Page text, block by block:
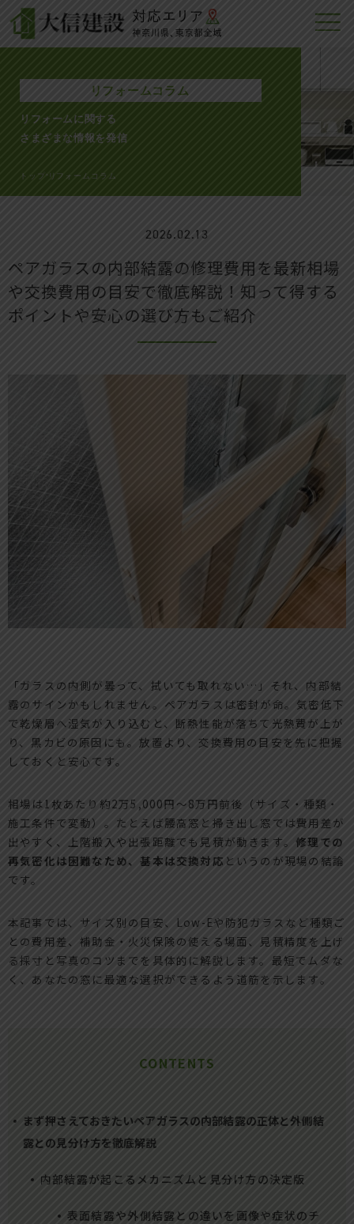
リフォームコラム
リフォームに関する
さまざまな情報を発信
トップ >リフォームコラム
2026.02.13
ペアガラスの内部結露の修理費用を最新相場
や交換費用の目安で徹底解説！知って得する
ポイントや安心の選び方もご紹介
「ガラスの内側が曇って、拭いても取れない…」それ、内部結
露のサインかもしれません。ペアガラスは密封が命。気密低下
で乾燥層へ湿気が入り込むと、断熱性能が落ちて光熱費が上が
り、黒カビの原因にも。放置より、交換費用の目安を先に把握
しておくと安心です。
相場は1枚あたり約2万5,000円〜8万円前後（サイズ・種類・
施工条件で変動）。たとえば腰高窓と掃き出し窓では費用差が
出やすく、上階搬入や出張距離でも見積が動きます。 修理での
再気密化は困難なため、基本は交換対応 というのが現場の結論
です。
本記事では、サイズ別の目安、Low-Eや防犯ガラスなど種類ご
との費用差、補助金・火災保険の使える場面、見積精度を上げ
る採寸と写真のコツまでを具体的に解説します。最短でムダな
く、あなたの窓に最適な選択ができるよう道筋を示します。
CONTENTS
まず押さえておきたいペアガラスの内部結露の正体と外側結
露との見分け方を徹底解説
内部結露が起こるメカニズムと見分け方の決定版
表面結露や外側結露との違いを画像や症状のチ